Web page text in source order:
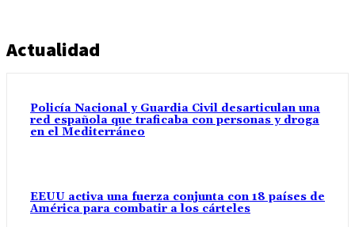
Actualidad
Policía Nacional y Guardia Civil desarticulan una
red española que traficaba con personas y droga
en el Mediterráneo
EEUU activa una fuerza conjunta con 18 países de
América para combatir a los cárteles